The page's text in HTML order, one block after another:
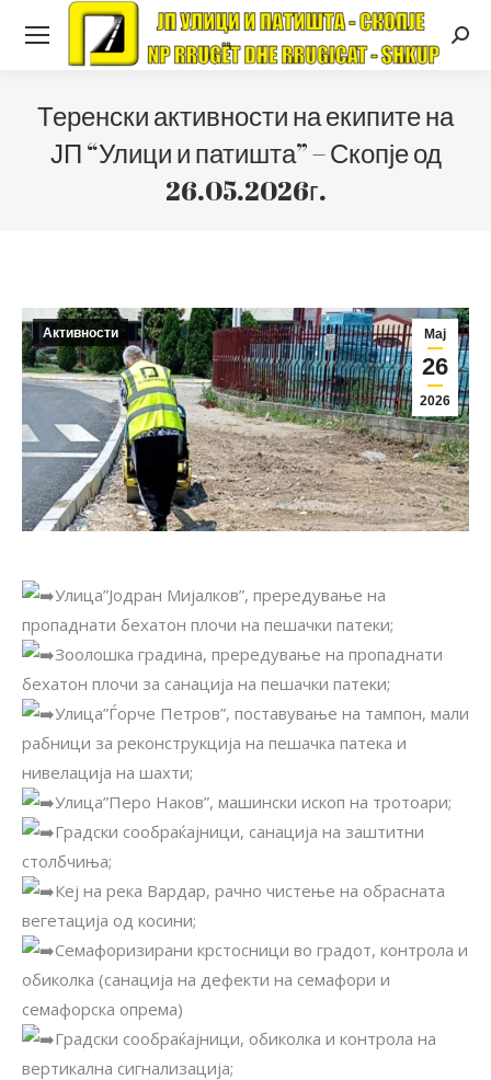
Теренски активности на екипите на
ЈП “Улици и патишта” – Скопје од
26.05.2026г.
Мај
26
2026
Активности
Улица”Јодран Мијалков”, прередување на
пропаднати бехатон плочи на пешачки патеки;
Зоолошка градина, прередување на пропаднати
бехатон плочи за санација на пешачки патеки;
Улица”Ѓорче Петров”, поставување на тампон, мали
рабници за реконструкција на пешачка патека и
нивелација на шахти;
Улица”Перо Наков”, машински ископ на тротоари;
Градски сообраќајници, санација на заштитни
столбчиња;
Кеј на река Вардар, рачно чистење на обрасната
вегетација од косини;
Семафоризирани крстосници во градот, контрола и
обиколка (санација на дефекти на семафори и
семафорска опрема)
Градски сообраќајници, обиколка и контрола на
вертикална сигнализација;